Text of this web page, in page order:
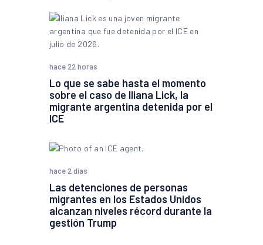
hace 22 horas
Lo que se sabe hasta el momento
sobre el caso de Iliana Lick, la
migrante argentina detenida por el
ICE
hace 2 días
Las detenciones de personas
migrantes en los Estados Unidos
alcanzan niveles récord durante la
gestión Trump